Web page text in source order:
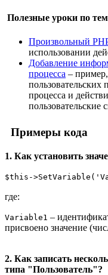
Полезные уроки по
Произвольный
использовании
Добавление
процесса –
процесса и
пользовательские
Примеры кода
1. Как установить
$this-
где:
Variable1 –
присвоено значение
2. Как записать
типа "Пользователь"?